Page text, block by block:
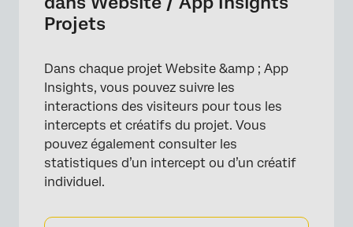
FAQs
Projets
Dans chaque projet Website &amp ; App
Insights, vous pouvez suivre les
interactions des visiteurs pour tous les
intercepts et créatifs du projet. Vous
pouvez également consulter les
statistiques d’un intercept ou d’un créatif
individuel.